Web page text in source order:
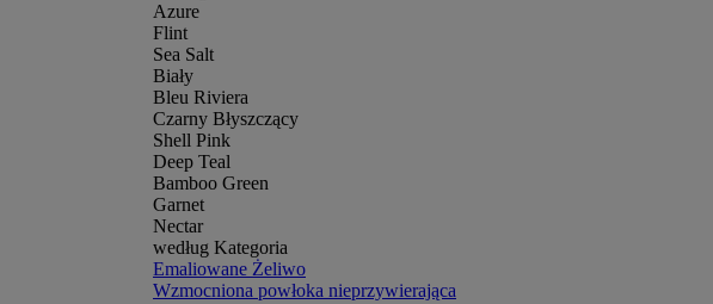
Azure
Flint
Sea Salt
Biały
Bleu Riviera
Czarny Błyszczący
Shell Pink
Deep Teal
Bamboo Green
Garnet
Nectar
według Kategoria
Emaliowane Żeliwo
Wzmocniona powłoka nieprzywierająca